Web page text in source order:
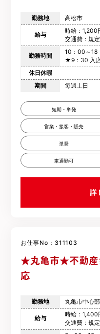
勤務地 高松市
給与
時給：1,200
交通費：規
勤務時間
10：00～18
★9：30 入
休日休暇
期間
毎週土日
短期・単発
営業・接客・販売
単発
車通勤可
詳
お仕事No：311103
★丸亀市★不動産
応
勤務地 丸亀市中心部
給与
時給：1,400
交通費：規